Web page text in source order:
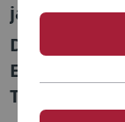
japanischen
Dreijährige
Tübingen